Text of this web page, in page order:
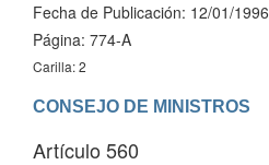
Fecha de Publicación: 12/01/1996
Página: 774-A
Carilla: 2
Artículo 560